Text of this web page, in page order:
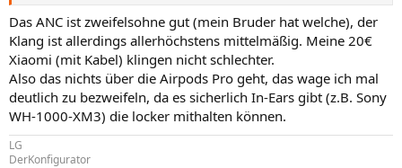
Das ANC ist zweifelsohne gut (mein Bruder hat welche), der
Klang ist allerdings allerhöchstens mittelmäßig. Meine 20€
Xiaomi (mit Kabel) klingen nicht schlechter.
Also das nichts über die Airpods Pro geht, das wage ich mal
deutlich zu bezweifeln, da es sicherlich In-Ears gibt (z.B. Sony
WH-1000-XM3) die locker mithalten können.
LG
DerKonfigurator